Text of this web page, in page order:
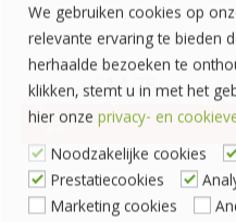
€22,95
Oorspronkelijke
prijs
was:
€22,95.
€14,75Huidige
prijs
is:
€14,75.
We gebruiken cookies op
relevante ervaring te bieden
herhaalde bezoeken te
klikken, stemt u in met het
hier onze privacy- en
Noodzakelijke cookies
Prestatiecookies
Marketing cookies